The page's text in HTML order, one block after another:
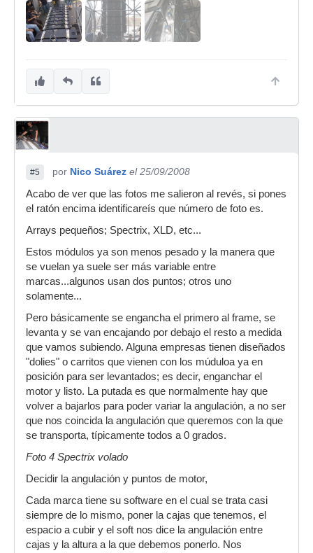
#5 por Nico Suárez el 25/09/2008
Acabo de ver que las fotos me salieron al revés, si pones
el ratón encima identificareís que número de foto es.
Arrays pequeños; Spectrix, XLD, etc...
Estos módulos ya son menos pesado y la manera que
se vuelan ya suele ser más variable entre
marcas...algunos usan dos puntos; otros uno
solamente...
Pero básicamente se engancha el primero al frame, se
levanta y se van encajando por debajo el resto a medida
que vamos subiendo. Alguna empresas tienen diseñados
"dolies" o carritos que vienen con los múduloa ya en
posición para ser levantados; es decir, enganchar el
motor y listo. La putada es que normalmente hay que
volver a bajarlos para poder variar la angulación, a no ser
que nos coincida la angulación que queremos con la que
se transporta, típicamente todos a 0 grados.
Foto 4 Spectrix volado
Decidir la angulación y puntos de motor,
Cada marca tiene su software en el cual se trata casi
siempre de lo mismo, poner la cajas que tenemos, el
espacio a cubir y el soft nos dice la angulación entre
cajas y la altura a la que debemos ponerlo. Nos